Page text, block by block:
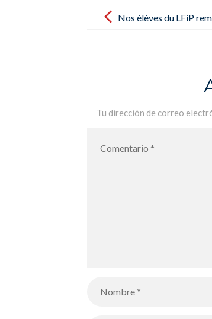
navigationNos élèves du LFiP
Tu dirección de correo